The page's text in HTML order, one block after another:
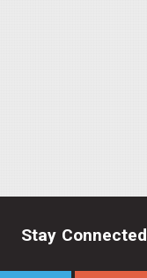
Stay Connected